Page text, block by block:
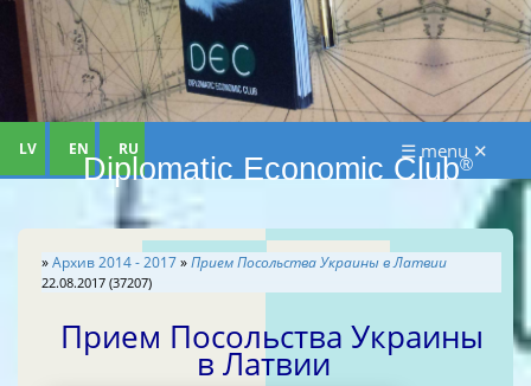
Diplomatic Economic Club®
LV EN RU ☰ menu ✕
»Архив 2014 - 2017»Прием Посольства Украины в Латвии
22.08.2017 (37207)
Прием Посольства Украины
в Латвии